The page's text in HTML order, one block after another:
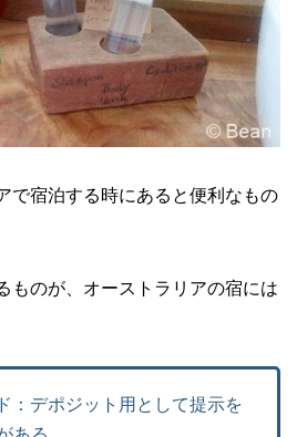
で宿泊する時にあると便利なもの
ものが、オーストラリアの宿には
：デポジット用として提示を